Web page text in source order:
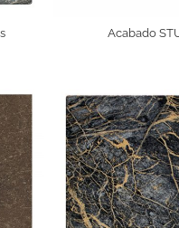
Acabado